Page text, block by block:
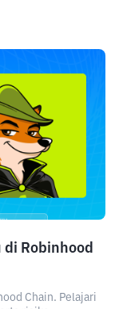
di Robinhood
Chain. Pelajari